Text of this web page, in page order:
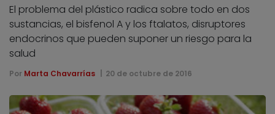
El problema del plástico radica sobre todo en dos
sustancias, el bisfenol A y los ftalatos, disruptores
endocrinos que pueden suponer un riesgo para la
salud
Por Marta Chavarrías 20 de octubre de 2016